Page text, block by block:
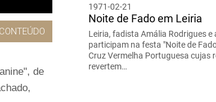
de
1971-02-21
Noite de Fado em Leiria
Leiria, fadista Amália Rodrigues e
participam na festa "Noite de
Cruz Vermelha Portuguesa cujas
revertem…